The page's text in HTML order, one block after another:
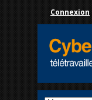
Connexion